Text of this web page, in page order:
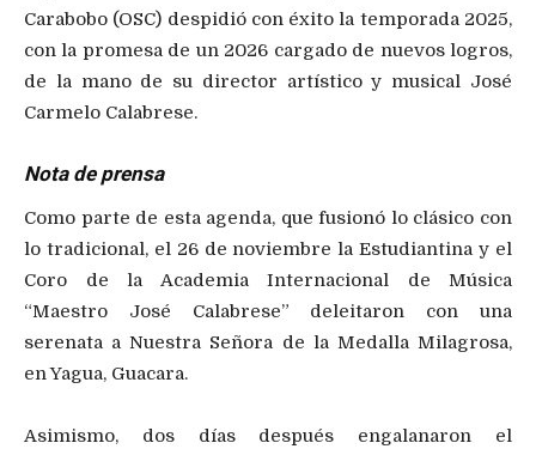
Carabobo (OSC) despidió con éxito la temporada 2025,
con la promesa de un 2026 cargado de nuevos logros,
de la mano de su director artístico y musical José
Carmelo Calabrese.
Nota de prensa
Como parte de esta agenda, que fusionó lo clásico con
lo tradicional, el 26 de noviembre la Estudiantina y el
Coro de la Academia Internacional de Música
“Maestro José Calabrese” deleitaron con una
serenata a Nuestra Señora de la Medalla Milagrosa,
en Yagua, Guacara.
Asimismo, dos días después engalanaron el